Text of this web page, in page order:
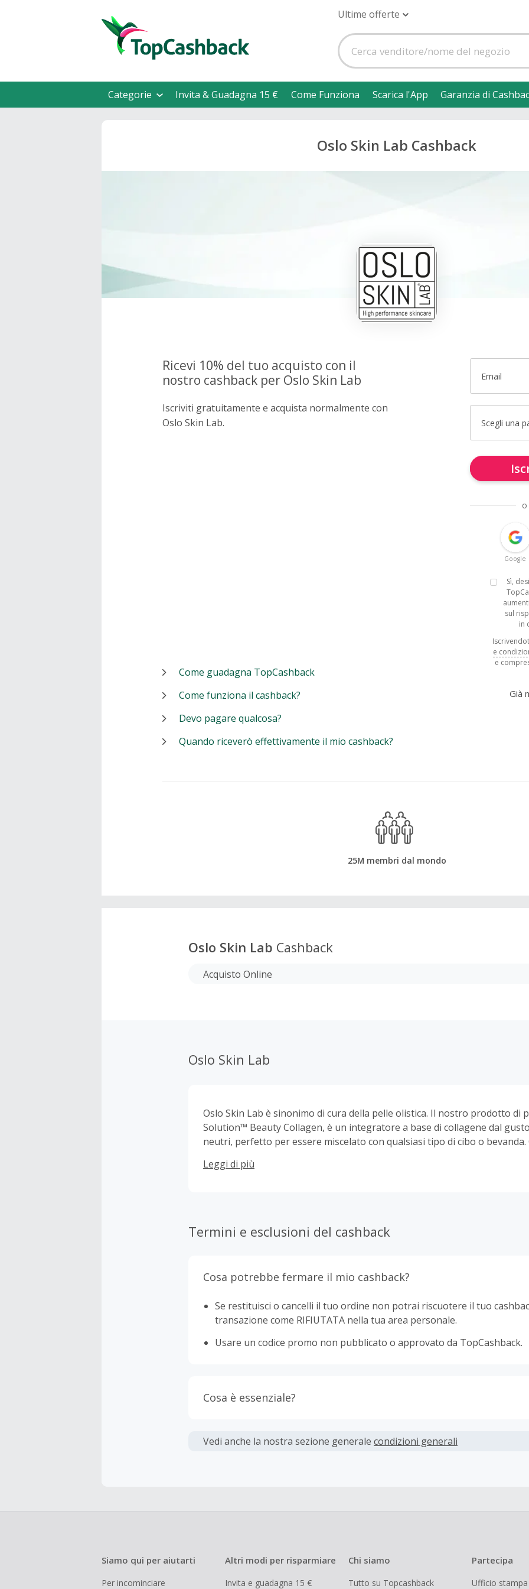
Ultime offerte
Categorie Invita & Guadagna 15 € Come Funziona Scarica l'App Garanzia di
Oslo Skin Lab Cashback
Ricevi 10% del tuo acquisto con il
nostro cashback per Oslo Skin Lab
Iscriviti gratuitamente e acquista normalmente con
Oslo Skin Lab.
Email
Scegli una
Google
Sì,
sul
in
e
e
Già
Come guadagna TopCashback
Come funziona il cashback?
Devo pagare qualcosa?
Quando riceverò effettivamente il mio cashback?
25M membri dal mondo
Oslo Skin Lab Cashback
Acquisto Online
Oslo Skin Lab
Oslo Skin Lab è sinonimo di cura della pelle olistica. Il nostro prodotto di
Solution™ Beauty Collagen, è un integratore a base di collagene dal
neutri, perfetto per essere miscelato con qualsiasi tipo di cibo o bevanda.
quotidianamente. Ogni confezione contiene 28 stick monodose,
Leggi di più
Termini e esclusioni del cashback
Cosa potrebbe fermare il mio cashback?
Se restituisci o cancelli il tuo ordine non potrai riscuotere il tuo
transazione come RIFIUTATA nella tua area personale.
Usare un codice promo non pubblicato o approvato da TopCashback.
Cosa è essenziale?
La maggior parte dei rivenditori determina l'importo del cashback
Vedi anche la nostra sezione generale condizioni generali
Siamo qui per aiutarti
Per incominciare
Altri modi per risparmiare
Invita e guadagna 15 €
Chi siamo
Tutto su Topcashback
Partecipa
Ufficio stampa